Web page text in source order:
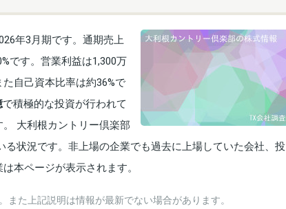
年3月期です。通期売上
です。営業利益は1,300万
自己資本比率は約36%で
で積極的な投資が行われて
大利根カントリー倶楽部
状況です。非上場の企業でも過去に上場していた会社、投
本ページが表示されます。
た上記説明は情報が最新でない場合があります。